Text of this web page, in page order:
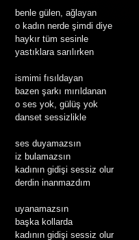
benle gülen, ağlayan
o kadın nerde şimdi diye
haykır tüm sesinle
yastıklara sarılırken
ismimi fısıldayan
bazen şarkı mırıldanan
o ses yok, gülüş yok
danset sessizlikle
ses duyamazsın
iz bulamazsın
kadının gidişi sessiz olur
derdin inanmazdım
uyanamazsın
başka kollarda
kadının gidişi sessiz olur